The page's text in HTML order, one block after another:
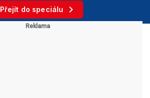
Přejít do speciálu